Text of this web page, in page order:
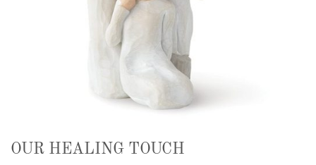
OUR HEALING TOUCH